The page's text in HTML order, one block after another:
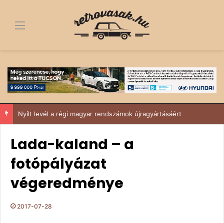
Menü
Nyílt levél a régi magyar rendszámok újragyártásáért
Lada-kaland – a
fotópályázat
végeredménye
2017-07-28